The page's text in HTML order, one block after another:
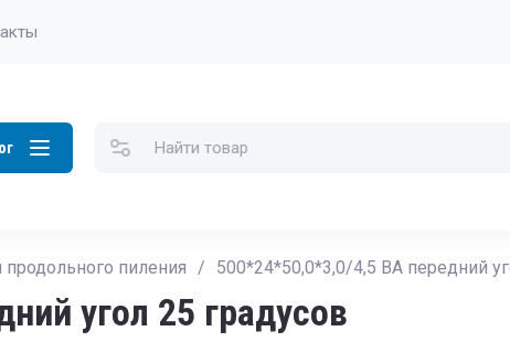
пиления / 500*24*50,0*3,0/4,5 ВА передний
угол 25 градусов